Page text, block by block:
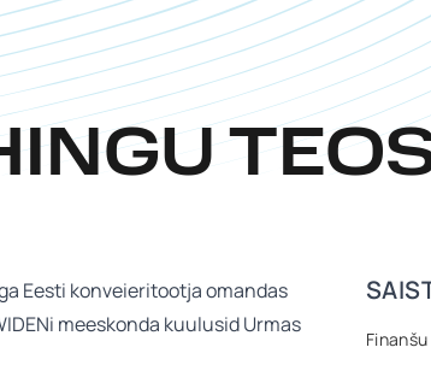
Eesti konveieritootja omandas
meeskonda kuulusid Urmas